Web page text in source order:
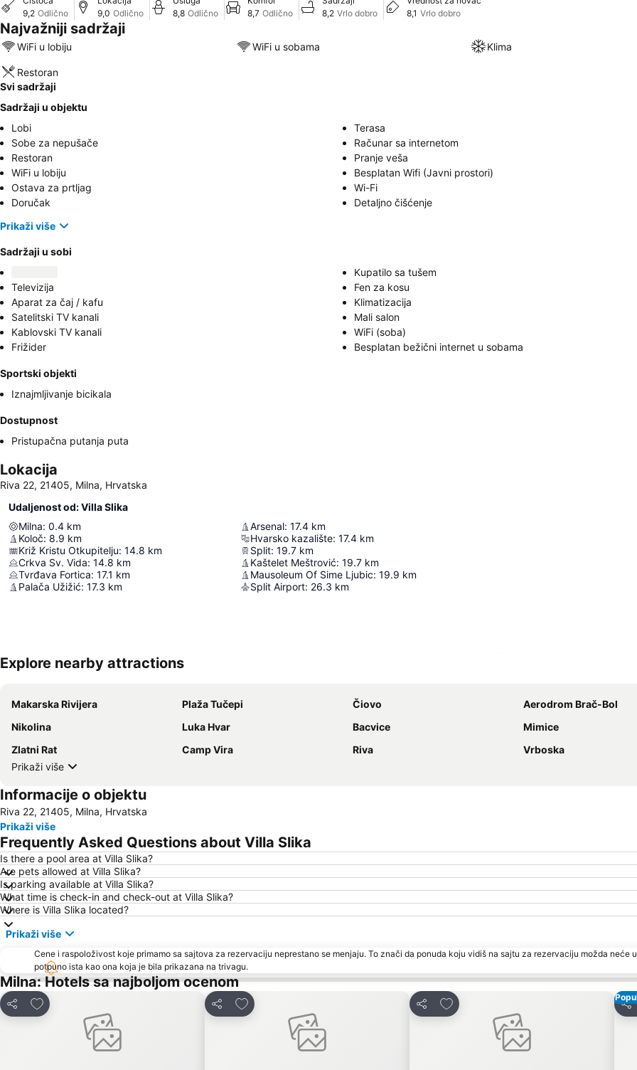
9,2 Odlično
9,0 Odlično
8,8 Odlično
8,7 Odlično
8,2 Vrlo dobro
8,1 Vrlo dobro
Najvažniji sadržaji
WiFi u lobiju WiFi u sobama Klima
Restoran
Svi sadržaji
Sadržaji u objektu
Lobi
Terasa
Sobe za nepušače
Računar sa internetom
Restoran
Pranje veša
WiFi u lobiju
Besplatan Wifi (Javni prostori)
Ostava za prtljag
Wi-Fi
Doručak
Detaljno čišćenje
Prikaži više
Sadržaji u sobi
Kupatilo sa tušem
Televizija
Fen za kosu
Aparat za čaj / kafu
Klimatizacija
Satelitski TV kanali
Mali salon
Kablovski TV kanali
WiFi (soba)
Frižider
Besplatan bežični internet u sobama
Sportski objekti
Iznajmljivanje bicikala
Dostupnost
Pristupačna putanja puta
Lokacija
Riva 22, 21405, Milna, Hrvatska
Udaljenost od: Villa Slika
Milna: 0.4 km
Koloč: 8.9 km
Križ Kristu Otkupitelju: 14.8 km
Crkva Sv. Vida: 14.8 km
Tvrđava Fortica: 17.1 km
Palača Užižić: 17.3 km
Arsenal: 17.4 km
Hvarsko kazalište: 17.4 km
Split: 19.7 km
Kaštelet Meštrović: 19.7 km
Mausoleum Of Sime Ljubic: 19.9 km
Split Airport: 26.3 km
Explore nearby attractions
Makarska Rivijera Plaža Tučepi Čiovo
Aerodrom Brač-Bol
Nikolina
Luka Hvar Bacvice
Mimice
Zlatni Rat
Camp Vira Riva
Vrboska
Prikaži više
Informacije o objektu
Riva 22, 21405, Milna, Hrvatska
Prikaži više
Frequently Asked Questions about Villa Slika
Is there a pool area at Villa Slika?
Are pets allowed at Villa Slika?
Is parking available at Villa Slika?
What time is check-in and check-out at Villa Slika?
Where is Villa Slika located?
Prikaži više
Cene i raspoloživost koje primamo sa sajtova za rezervaciju neprestano se menjaju. To znači da ponuda koju vidiš na sajtu za rezervaciju možda neće
potpuno ista kao ona koja je bila prikazana na trivagu.
Milna: Hotels sa najboljom ocenom
Deli
Dodati u favorite
Deli
Dodati u favorite
Deli
Dodati u favorite
Deli